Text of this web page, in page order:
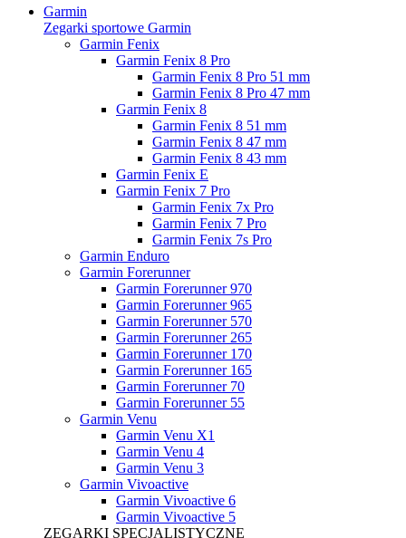
Garmin
Zegarki sportowe Garmin
Garmin Fenix
Garmin Fenix 8 Pro
Garmin Fenix 8 Pro 51 mm
Garmin Fenix 8 Pro 47 mm
Garmin Fenix 8
Garmin Fenix 8 51 mm
Garmin Fenix 8 47 mm
Garmin Fenix 8 43 mm
Garmin Fenix E
Garmin Fenix 7 Pro
Garmin Fenix 7x Pro
Garmin Fenix 7 Pro
Garmin Fenix 7s Pro
Garmin Enduro
Garmin Forerunner
Garmin Forerunner 970
Garmin Forerunner 965
Garmin Forerunner 570
Garmin Forerunner 265
Garmin Forerunner 170
Garmin Forerunner 165
Garmin Forerunner 70
Garmin Forerunner 55
Garmin Venu
Garmin Venu X1
Garmin Venu 4
Garmin Venu 3
Garmin Vivoactive
Garmin Vivoactive 6
Garmin Vivoactive 5
ZEGARKI SPECJALISTYCZNE